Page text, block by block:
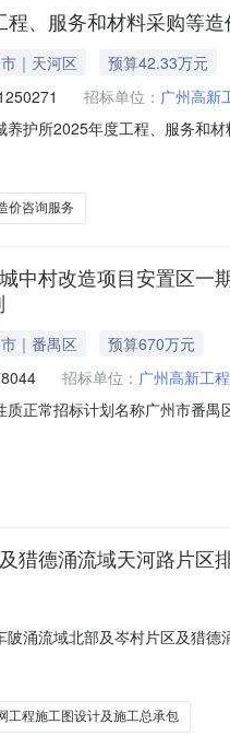
、服务和材料采购等
｜天河区
预算42.33万元
招标单位： 广州高新
养护所2025年度工程、服务和
审批项目否采购项目编码：
价咨询服务
中村改造项目安置区
｜番禺区
预算670万元
招标单位： 广州高新工
质正常招标计划名称广州市番
备注招标计划附件点击查看公
猎德涌流域天河路片
陂涌流域北部及岑村片区及猎
码附件1(主)广东省建筑工程集
工程施工图设计及施工总承包